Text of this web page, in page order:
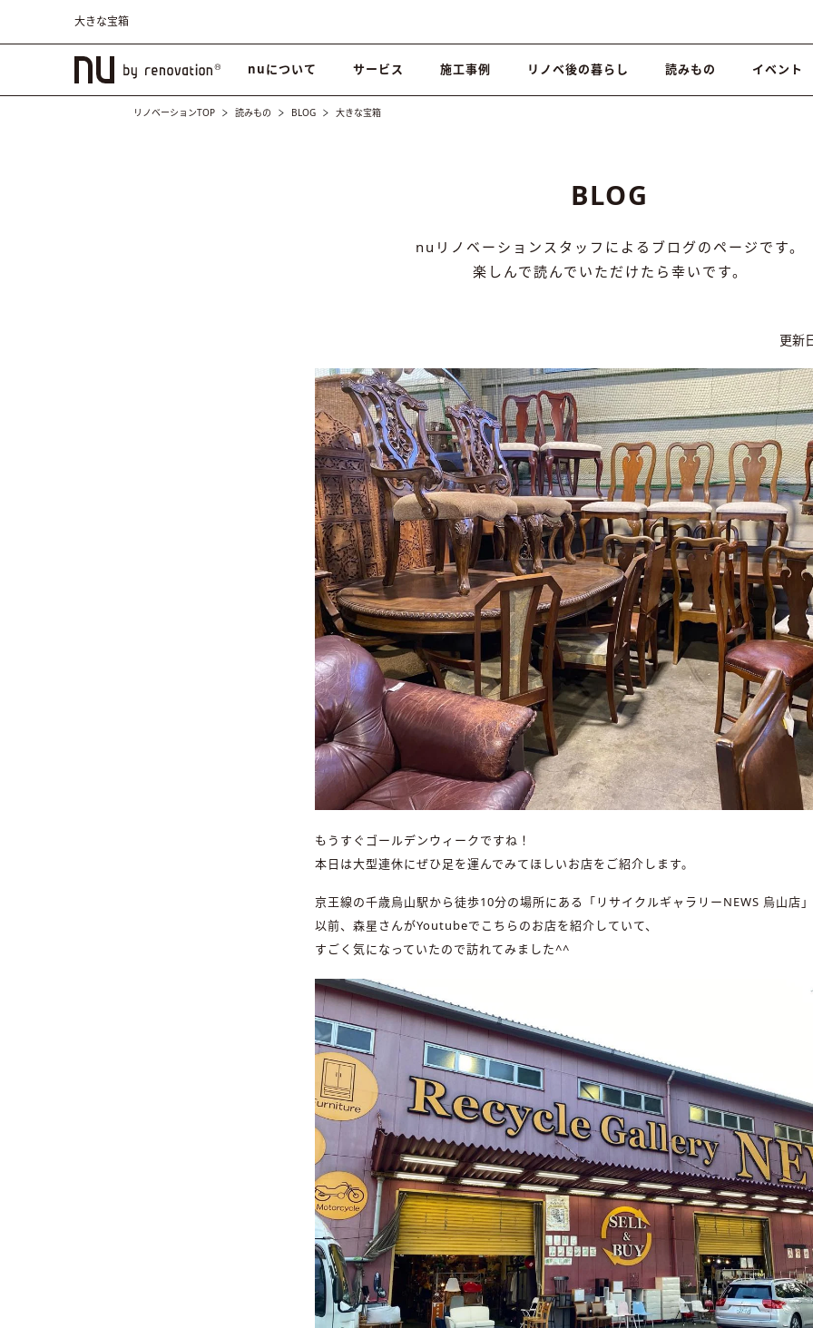
大きな宝箱
nuについて サービス 施工事例 リノベ後の暮らし 読みもの イベント
リノベーションTOP 読みもの BLOG 大きな宝箱
BLOG
nuリノベーションスタッフによるブログのページです。
楽しんで読んでいただけたら幸いです。
更
もうすぐゴールデンウィークですね！
本日は大型連休にぜひ足を運んでみてほしいお店をご紹介します。
京王線の千歳烏山駅から徒歩10分の場所にある「リサイクルギャラリーNEWS 烏山店
以前、森星さんがYoutubeでこちらのお店を紹介していて、
すごく気になっていたので訪れてみました^^